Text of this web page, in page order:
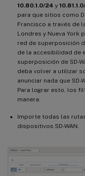
10.80.1.0/24 y
para que sitios como
Francisco a través de
Londres y Nueva York
red de superposición
de la accesibilidad de
superposición de SD-
deba volver a utilizar
anunciar nada que SD-
Para lograr esto, los
manera:
Importe todas las
dispositivos SD-WAN.